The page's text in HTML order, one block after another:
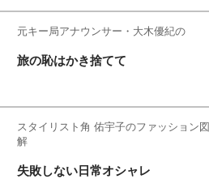
元キー局アナウンサー・大木優紀の
旅の恥はかき捨てて
スタイリスト角 佑宇子のファッション図
解
失敗しない日常オシャレ